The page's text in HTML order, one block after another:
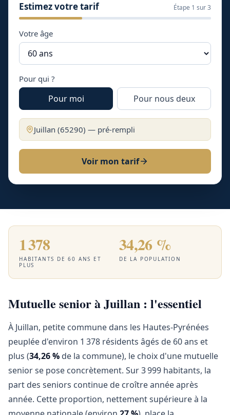
Estimez votre tarif Étape 1 sur 3
Votre âge
Pour qui ?
Pour moi Pour nous deux
Juillan (65290) — pré-rempli
Voir mon tarif
1 378
HABITANTS DE 60 ANS ET
PLUS
34,26 %
DE LA POPULATION
Mutuelle senior à Juillan : l'essentiel
À Juillan, petite commune dans les Hautes-Pyrénées
peuplée d'environ 1 378 résidents âgés de 60 ans et
plus (34,26 % de la commune), le choix d'une mutuelle
senior se pose concrètement. Sur 3 999 habitants, la
part des seniors continue de croître année après
année. Cette proportion, nettement supérieure à la